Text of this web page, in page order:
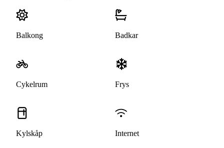
Balkong Badkar
Cykelrum Frys
Kylskåp Internet